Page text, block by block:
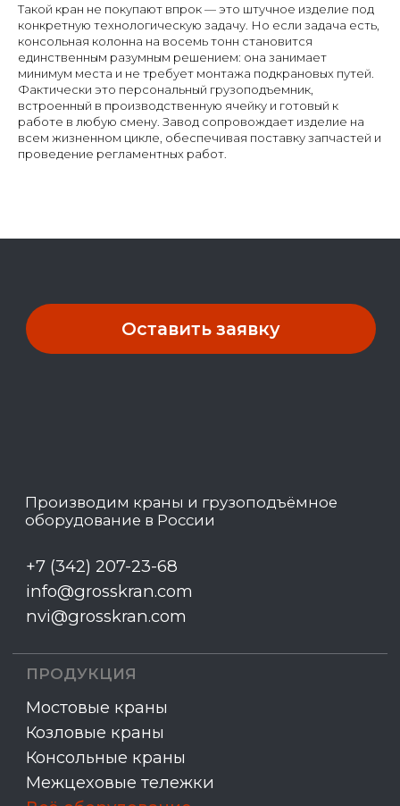
Такой кран не покупают впрок — это штучное изделие под
конкретную технологическую задачу. Но если задача есть,
консольная колонна на восемь тонн становится
единственным разумным решением: она занимает
минимум места и не требует монтажа подкрановых путей.
Фактически это персональный грузоподъемник,
встроенный в производственную ячейку и готовый к
работе в любую смену. Завод сопровождает изделие на
всем жизненном цикле, обеспечивая поставку запчастей и
проведение регламентных работ.